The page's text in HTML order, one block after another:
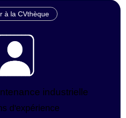
à la CVthèque
industrielle
d'expérience